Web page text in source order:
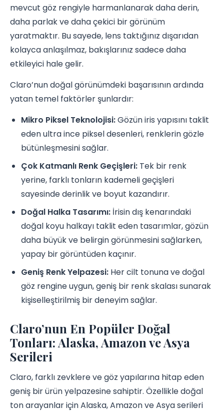
mevcut göz rengiyle harmanlanarak daha derin,
daha parlak ve daha çekici bir görünüm
yaratmaktır. Bu sayede, lens taktığınız dışarıdan
kolayca anlaşılmaz, bakışlarınız sadece daha
etkileyici hale gelir.
Claro’nun doğal görünümdeki başarısının ardında
yatan temel faktörler şunlardır:
Mikro Piksel Teknolojisi:Gözün iris yapısını taklit
eden ultra ince piksel desenleri, renklerin gözle
bütünleşmesini sağlar.
Çok Katmanlı Renk Geçişleri: Tek bir renk
yerine, farklı tonların kademeli geçişleri
sayesinde derinlik ve boyut kazandırır.
Doğal Halka Tasarımı: İrisin dış kenarındaki
doğal koyu halkayı taklit eden tasarımlar, gözün
daha büyük ve belirgin görünmesini sağlarken,
yapay bir görüntüden kaçınır.
Geniş Renk Yelpazesi: Her cilt tonuna ve doğal
göz rengine uygun, geniş bir renk skalası sunarak
kişiselleştirilmiş bir deneyim sağlar.
Claro’nun En Popüler Doğal
Tonları: Alaska, Amazon ve Asya
Serileri
Claro, farklı zevklere ve göz yapılarına hitap eden
geniş bir ürün yelpazesine sahiptir. Özellikle doğal
ton arayanlar için Alaska, Amazon ve Asya serileri